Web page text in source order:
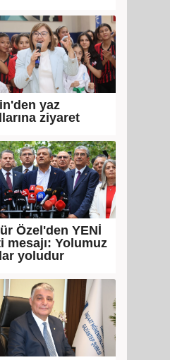
yaz
ziyaret
Özel'den YENİ
mesajı: Yolumuz
yoludur